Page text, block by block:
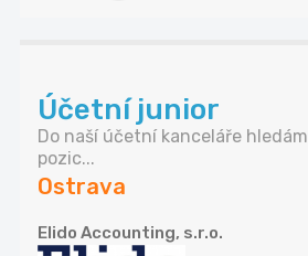
Účetní junior
Do naší účetní kanceláře
pozic...
Ostrava
Elido Accounting, s.r.o.